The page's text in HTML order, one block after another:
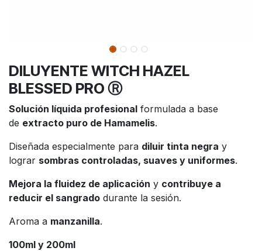
DILUYENTE WITCH HAZEL
BLESSED PRO Ⓡ
Solución líquida profesional formulada a base
de extracto puro de Hamamelis.
Diseñada especialmente para diluir tinta negra y
lograr sombras controladas, suaves y uniformes.
Mejora la fluidez de aplicación y contribuye a
reducir el sangrado durante la sesión.
Aroma a manzanilla.
100ml y 200ml